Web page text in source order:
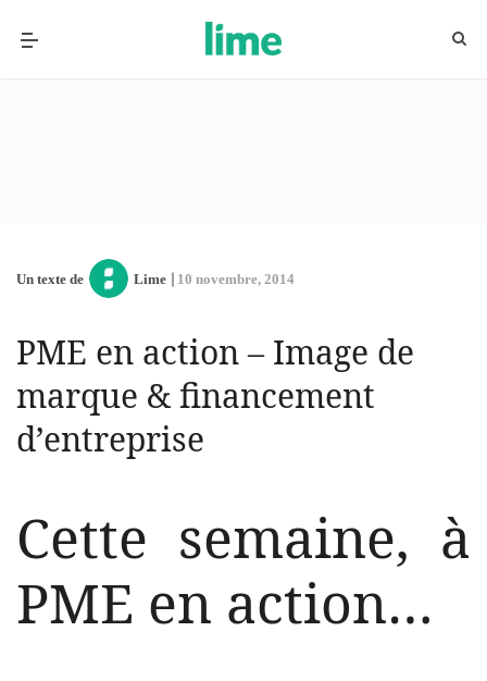
Un texte de Lime 10 novembre, 2014
PME en action – Image de
marque & financement
d’entreprise
Cette semaine, à
PME en action…